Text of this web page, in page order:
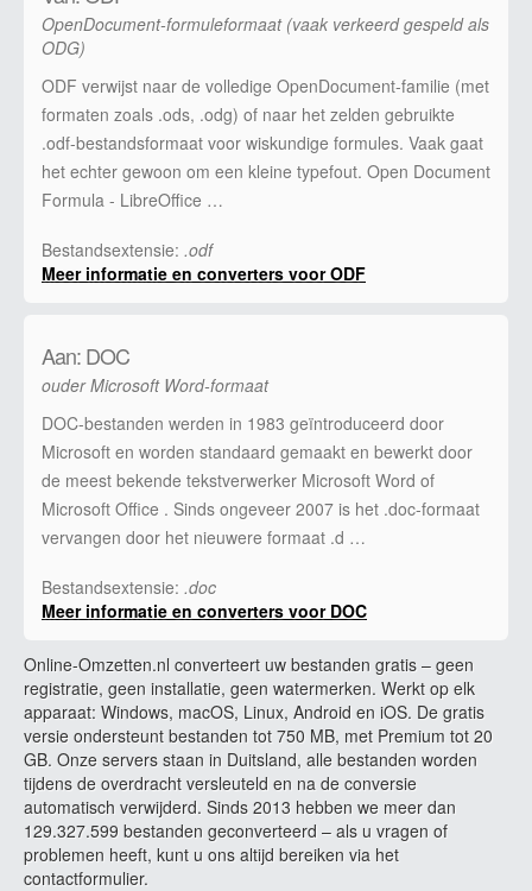
OpenDocument-formuleformaat (vaak verkeerd gespeld als
ODG)
ODF verwijst naar de volledige OpenDocument-familie (met
formaten zoals .ods, .odg) of naar het zelden gebruikte
.odf-bestandsformaat voor wiskundige formules. Vaak gaat
het echter gewoon om een kleine typefout. Open Document
Formula - LibreOffice …
Bestandsextensie: .odf
Meer informatie en converters voor ODF
Aan: DOC
ouder Microsoft Word-formaat
DOC-bestanden werden in 1983 geïntroduceerd door
Microsoft en worden standaard gemaakt en bewerkt door
de meest bekende tekstverwerker Microsoft Word of
Microsoft Office . Sinds ongeveer 2007 is het .doc-formaat
vervangen door het nieuwere formaat .d …
Bestandsextensie: .doc
Meer informatie en converters voor DOC
Online-Omzetten.nl converteert uw bestanden gratis – geen
registratie, geen installatie, geen watermerken. Werkt op elk
apparaat: Windows, macOS, Linux, Android en iOS. De gratis
versie ondersteunt bestanden tot 750 MB, met Premium tot 20
GB. Onze servers staan in Duitsland, alle bestanden worden
tijdens de overdracht versleuteld en na de conversie
automatisch verwijderd. Sinds 2013 hebben we meer dan
129.327.599 bestanden geconverteerd – als u vragen of
problemen heeft, kunt u ons altijd bereiken via het
contactformulier.